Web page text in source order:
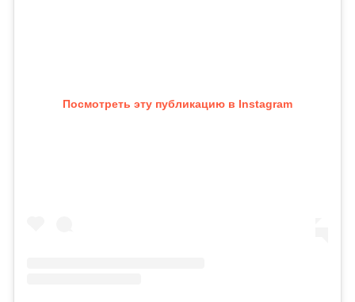
Посмотреть эту публикацию в Instagram